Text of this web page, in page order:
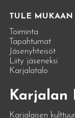
TULE MUKAAN
Toiminta
Tapahtumat
Jäsenyhteisöt
Liity jäseneksi
Karjalatalo
Karjalan
Karjalaisen